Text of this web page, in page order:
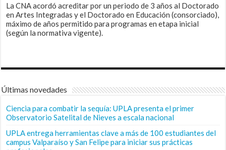
La CNA acordó acreditar por un periodo de 3 años al Doctorado
en Artes Integradas y el Doctorado en Educación (consorciado),
máximo de años permitido para programas en etapa inicial
(según la normativa vigente).
Últimas novedades
Ciencia para combatir la sequía: UPLA presenta el primer
Observatorio Satelital de Nieves a escala nacional
UPLA entrega herramientas clave a más de 100 estudiantes del
campus Valparaíso y San Felipe para iniciar sus prácticas